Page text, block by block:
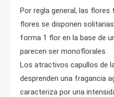
Por regla general, las
flores se disponen
forma 1 flor en la base de
parecen ser monoflorales.
Los atractivos capullos de
desprenden una fragancia
caracteriza por una